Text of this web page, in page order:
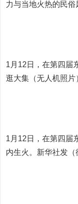
力与当地火热的民俗
1月12日，在第四届
逛大集（无人机照片
1月12日，在第四届
内生火。新华社发（